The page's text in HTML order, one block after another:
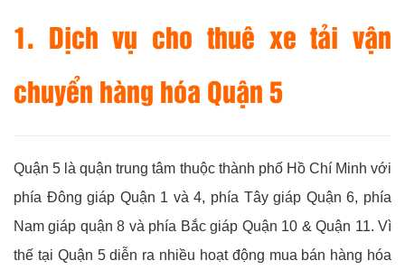
1. Dịch vụ cho thuê xe tải vận
chuyển hàng hóa Quận 5
Quận 5 là quận trung tâm thuộc thành phố Hồ Chí Minh với
phía Đông giáp Quận 1 và 4, phía Tây giáp Quận 6, phía
Nam giáp quận 8 và phía Bắc giáp Quận 10 & Quận 11. Vì
thế tại Quận 5 diễn ra nhiều hoạt động mua bán hàng hóa